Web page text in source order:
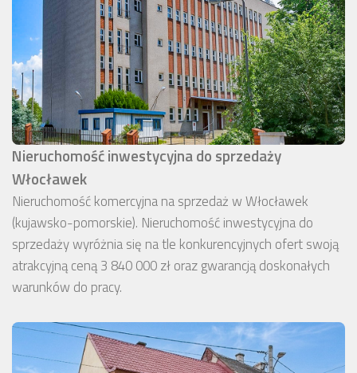
Nieruchomość inwestycyjna do sprzedaży
Włocławek
Nieruchomość komercyjna na sprzedaż w Włocławek
(kujawsko-pomorskie). Nieruchomość inwestycyjna do
sprzedaży wyróżnia się na tle konkurencyjnych ofert swoją
atrakcyjną ceną 3 840 000 zł oraz gwarancją doskonałych
warunków do pracy.